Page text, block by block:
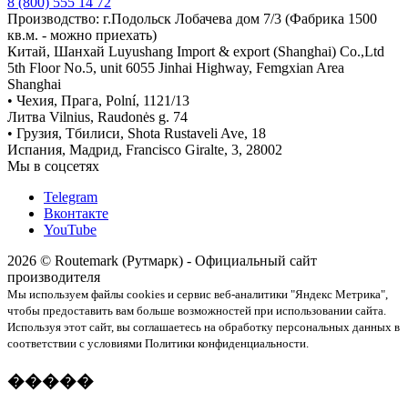
Производство: г.Подольск Лобачева дом 7/3 (Фабрика 1500
кв.м. - можно приехать)
Китай, Шанхай Luyushang Import & export (Shanghai) Co.,Ltd
5th Floor No.5, unit 6055 Jinhai Highway, Femgxian Area
Shanghai
• Чехия, Прага, Polní, 1121/13
Литва Vilnius, Raudonės g. 74
• Грузия, Тбилиси, Shota Rustaveli Ave, 18
Испания, Мадрид, Francisco Giralte, 3, 28002
Мы в соцсетях
Telegram
Вконтакте
YouTube
2026 © Routemark (Рутмарк) - Официальный сайт
производителя
Мы используем файлы cookies и сервис веб-аналитики "Яндекс Метрика",
чтобы предоставить вам больше возможностей при использовании сайта.
Используя этот сайт, вы соглашаетесь на обработку персональных данных в
соответствии с условиями Политики конфиденциальности.
�����